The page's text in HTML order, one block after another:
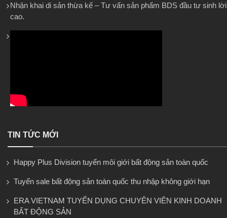
Nhận khai di sản thừa kế – Tư vấn sản phẩm BDS đầu tư sinh lời
cao.
TIN TỨC MỚI
Happy Plus Division tuyển môi giới bất động sản toàn quốc
Tuyển sale bất động sản toàn quốc thu nhập không giới hạn
ERA VIETNAM TUYỂN DỤNG CHUYÊN VIÊN KINH DOANH
BẤT ĐỘNG SẢN